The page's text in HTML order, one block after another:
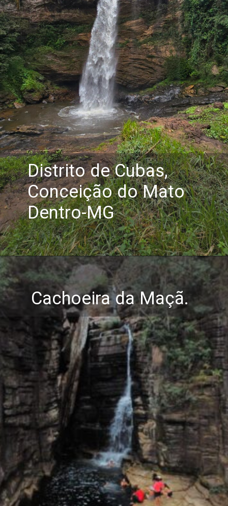
Distrito de Cubas,
Conceição do Mato
Dentro-MG
Cachoeira da Maçã.